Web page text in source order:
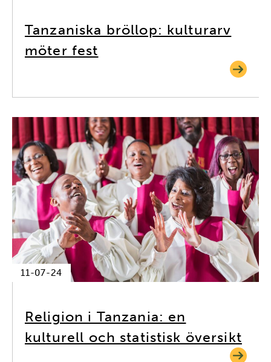
Tanzaniska bröllop: kulturarv
möter fest
11-07-24
Religion i Tanzania: en
kulturell och statistisk översikt